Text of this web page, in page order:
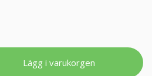
Lägg i varukorgen